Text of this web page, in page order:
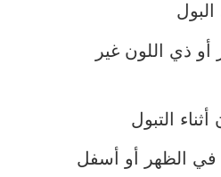
أو ذي اللون غير
التبول
في الظهر أو أسفل